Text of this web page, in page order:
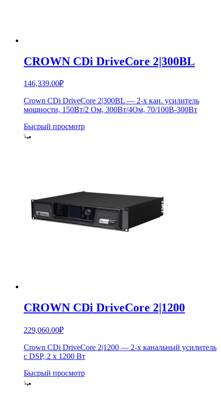
CROWN CDi DriveCore 2|300BL
146,339.00₽
Crown CDi DriveCore 2|300BL — 2-х кан. усилитель
мощности, 150Вт/2 Ом, 300Вт/4Ом, 70/100В-300Вт
Бысрый просмотр
CROWN CDi DriveCore 2|1200
229,060.00₽
Crown CDi DriveCore 2|1200 — 2-х канальный усилитель
с DSP, 2 x 1200 Вт
Бысрый просмотр